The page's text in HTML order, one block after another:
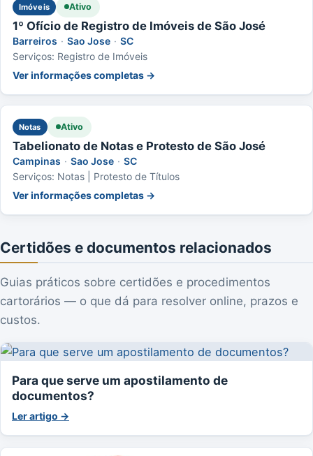
Imóveis Ativo
1º Ofício de Registro de Imóveis de São José
Barreiros · Sao Jose · SC
Serviços: Registro de Imóveis
Ver informações completas →
Notas Ativo
Tabelionato de Notas e Protesto de São José
Campinas · Sao Jose · SC
Serviços: Notas | Protesto de Títulos
Ver informações completas →
Certidões e documentos relacionados
Guias práticos sobre certidões e procedimentos
cartorários — o que dá para resolver online, prazos e
custos.
Para que serve um apostilamento de
documentos?
Ler artigo →